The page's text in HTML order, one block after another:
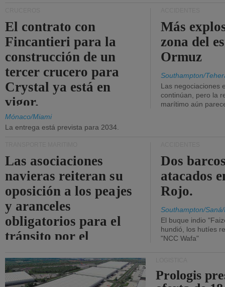
El contrato con
Fincantieri para la
construcción de un
tercer crucero para
Crystal ya está en
vigor.
Mónaco/Miami
La entrega está prevista para 2034.
Más
zona del
Ormuz
Southampton/
Las negociaciones
continúan, pero la
marítimo aún
Las asociaciones
navieras reiteran su
oposición a los peajes
y aranceles
obligatorios para el
tránsito por el
Dos
atacados
Rojo.
Southampton/
El buque indio
hundió, los hutíes
"NCC Wafa"
Prologis